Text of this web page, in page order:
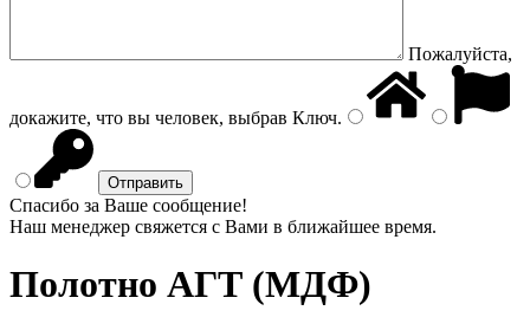
Пожалуйста,
докажите, что вы человек, выбрав Ключ.
Спасибо за Ваше сообщение!
Наш менеджер свяжется с Вами в ближайшее время.
Полотно АГТ (МДФ)